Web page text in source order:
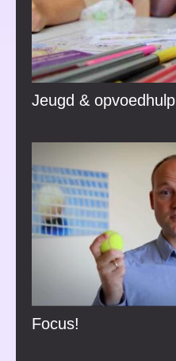
Jeugd & opvoedhulp
Focus!